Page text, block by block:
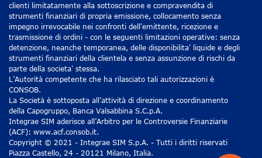
clienti limitatamente alla sottoscrizione e compravendita di
strumenti finanziari di propria emissione, collocamento senza
impegno irrevocabile nei confronti dell'emittente, ricezione e
trasmissione di ordini - con le seguenti limitazioni operative: senza
detenzione, neanche temporanea, delle disponibilita' liquide e degli
strumenti finanziari della clientela e senza assunzione di rischi da
parte della societa' stessa.
L’Autorità competente che ha rilasciato tali autorizzazioni è
CONSOB.
La Società è sottoposta all’attività di direzione e coordinamento
della Capogruppo, Banca Valsabbina S.C.p.A.
Integrae SIM aderisce all’Arbitro per le Controversie Finanziarie
(ACF): www.acf.consob.it.
Copyright © 2021 - Integrae SIM S.p.A. - Tutti i diritti riservati
Piazza Castello, 24 - 20121 Milano, Italia.